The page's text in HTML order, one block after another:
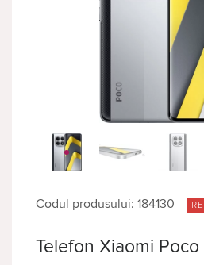
Codul produsului: 184130
Telefon Xiaomi